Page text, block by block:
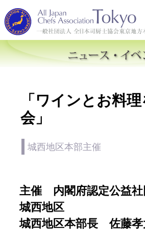
「ワインとお料
会」
城西地区本部主催
主催 内閣府認定公益社
城西地区
城西地区本部長 佐藤孝